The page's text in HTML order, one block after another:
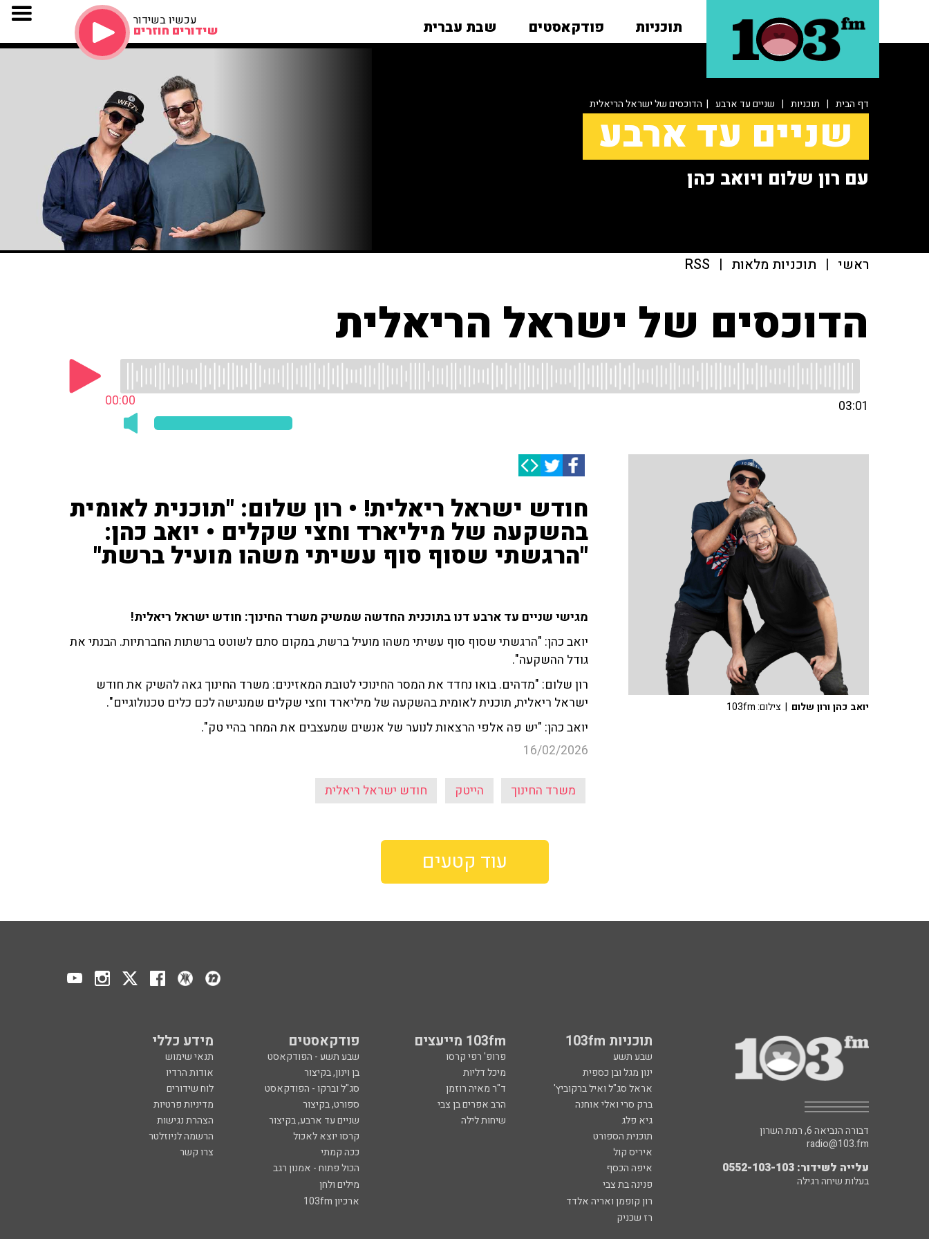
תוכניות פודקאסטים שבת עברית עכשיו בשידור
שידורים חוזרים
דף הבית | תוכניות | שניים עד ארבע | הדוכסים של ישראל הריאלית
שניים עד ארבע
עם רון שלום ויואב כהן
ראשי | תוכניות מלאות |
RSS
הדוכסים של ישראל הריאלית
00:00 03:01
חודש ישראל ריאלית! • רון שלום: "תוכנית לאומית
בהשקעה של מיליארד וחצי שקלים • יואב כהן:
"הרגשתי שסוף סוף עשיתי משהו מועיל ברשת"
מגישי שניים עד ארבע דנו בתוכנית החדשה שמשיק משרד החינוך: חודש ישראל ריאלית!
יואב כהן: "הרגשתי שסוף סוף עשיתי משהו מועיל ברשת, במקום סתם לשוטט ברשתות החברתיות. הבנתי את
גודל ההשקעה".
רון שלום: "מדהים. בואו נחדד את המסר החינוכי לטובת המאזינים: משרד החינוך גאה להשיק את חודש
ישראל ריאלית, תוכנית לאומית בהשקעה של מיליארד וחצי שקלים שמנגישה לכם כלים טכנולוגיים".
יואב כהן: "יש פה אלפי הרצאות לנוער של אנשים שמעצבים את המחר בהיי טק".
16/02/2026
משרד החינוך הייטק חודש ישראל ריאלית
יואב כהן ורון שלום | צילום: 103fm
עוד קטעים
תוכניות 103fm 103fm מייעצים פודקאסטים מידע כללי
שבע תשע פרופ' רפי קרסו שבע תשע - הפודקאסט
תנאי שימוש
ינון מגל ובן כספית
מיכל דליות בן וינון, בקיצור
אודות הרדיו
אראל סג"ל ואיל ברקוביץ'
ד"ר מאיה רוזמן סג"ל וברקו - הפודקאסט
לוח שידורים
ברק סרי ואלי אוחנה
הרב אפרים בן צבי ספורט, בקיצור
מדיניות פרטיות
גיא פלג
שיחות לילה שניים עד ארבע, בקיצור
הצהרת נגישות
תוכנית הספורט
קרסו יוצא לאכול
הרשמה לניוזלטר
איריס קול
ככה קמתי
צרו קשר
איפה הכסף
הכול פתוח - אמנון רגב
פנינה בת צבי
מילים ולחן
רון קופמן ואריה אלדד
ארכיון 103fm
רז שכניק
דבורה הנביאה 6, רמת השרון
radio@103.fm
עלייה לשידור: 0552-103-103
בעלות שיחה רגילה